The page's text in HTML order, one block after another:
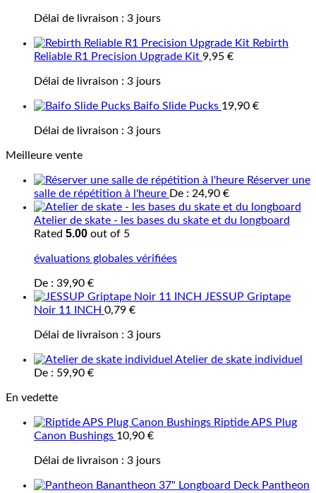
Délai de livraison : 3 jours
Rebirth
Reliable R1 Precision Upgrade Kit 9,95 €
Délai de livraison : 3 jours
Baifo Slide Pucks 19,90 €
Délai de livraison : 3 jours
Meilleure vente
Réserver une
salle de répétition à l'heure De : 24,90 €
Atelier de skate - les bases du skate et du longboard
Rated 5.00 out of 5
évaluations globales vérifiées
De : 39,90 €
JESSUP Griptape
Noir 11 INCH 0,79 €
Délai de livraison : 3 jours
Atelier de skate individuel
De : 59,90 €
En vedette
Riptide APS Plug
Canon Bushings 10,90 €
Délai de livraison : 3 jours
Pantheon